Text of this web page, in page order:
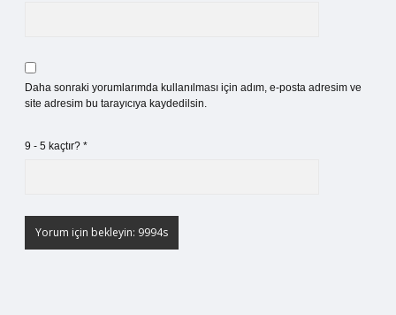
Daha sonraki yorumlarımda kullanılması için adım, e-posta adresim ve
site adresim bu tarayıcıya kaydedilsin.
9 - 5 kaçtır? *